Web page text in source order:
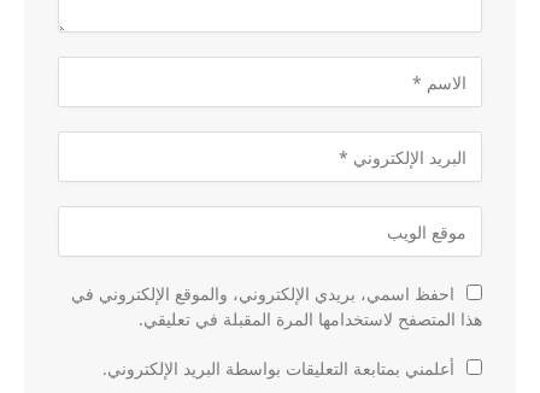
احفظ اسمي، بريدي الإلكتروني، والموقع الإلكتروني في
هذا المتصفح لاستخدامها المرة المقبلة في تعليقي.
أعلمني بمتابعة التعليقات بواسطة البريد الإلكتروني.